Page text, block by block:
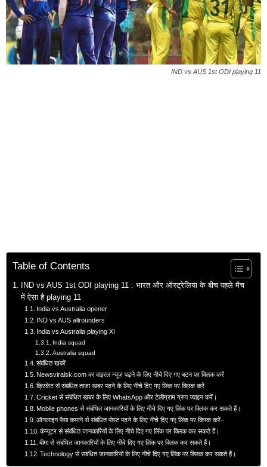
IND vs AUS 1st ODI playing 11
Table of Contents
IND vs AUS 1st ODI playing 11 : भारत और ऑस्ट्रेलिया के बीच पहले मैच
में ऐसा है playing 11
India vs Australia opener
IND vs AUS allrounders
India vs Australia playing XI
India squad
Australia squad
संबंधित खबरें
Newsviralsk.com का वाइरल न्यूज़ पढ़ने के लिए नीचे दिए गए बटन पर क्लिक करें
क्रिकेट से संबंधित ताजा खबर पढ़ने के लिए नीचे दिए गए लिंक पर क्लिक करें
Cricket से संबंधित खबर के लिए WhatsApp और टेलीग्राम ग्रुप ज्वाइन करें।
Mobile phones से संबंधित जानकारियों के लिए नीचे दिए गए लिंक पर क्लिक कर सकते हैं।
ऑनलाइन पैसा कमाने से संबंधित पोस्ट पढ़ने के लिए नीचे दिए गए लिंक पर क्लिक करें–
कंप्यूटर से संबंधित जानकारियों के लिए नीचे दिए गए लिंक पर क्लिक कर सकते हैं।
बीमा से संबंधित जानकारियों के लिए नीचे दिए गए लिंक पर क्लिक कर सकते हैं।
Technology से संबंधित जानकारियों के लिए नीचे दिए गए लिंक पर क्लिक कर सकते हैं।